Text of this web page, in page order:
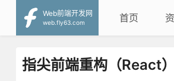
Web前端开发网
web.fly63.com
首页
指尖前端重构（React